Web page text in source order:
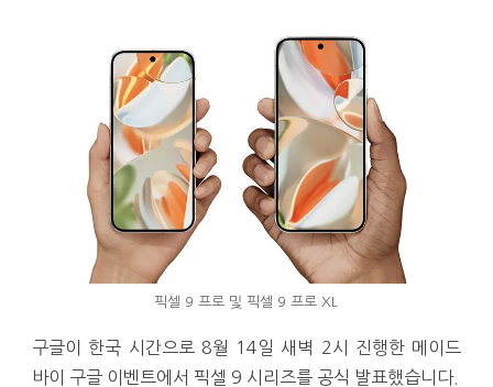
픽셀 9 프로 및 픽셀 9 프로 XL
구글이 한국 시간으로 8월 14일 새벽 2시 진행한 메이드
바이 구글 이벤트에서 픽셀 9 시리즈를 공식 발표했습니다.